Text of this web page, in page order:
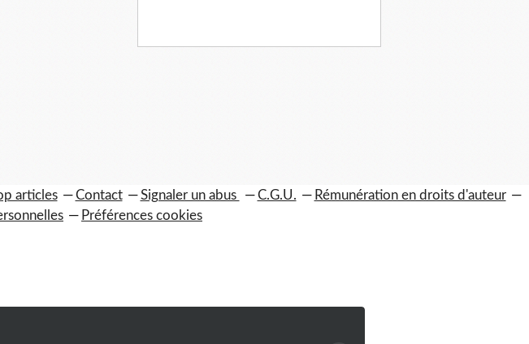
articles Contact Signaler un abus C.G.U.
Rémunération en droits d'auteur
Préférences cookies